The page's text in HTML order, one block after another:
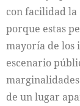
con facilidad
porque estas
mayoría de los
escenario
de un lugar